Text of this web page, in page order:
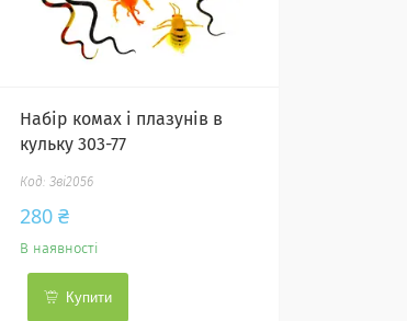
Набір комах і плазунів в
кульку 303-77
Зві2056
280 ₴
В наявності
Купити